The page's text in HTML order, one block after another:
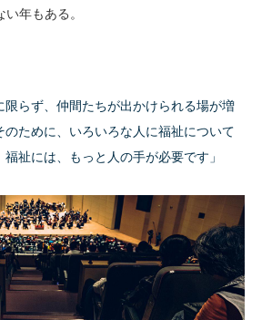
年もある。
限らず、仲間たちが出かけられる場が増
のために、いろいろな人に福祉について
祉には、もっと人の手が必要です」